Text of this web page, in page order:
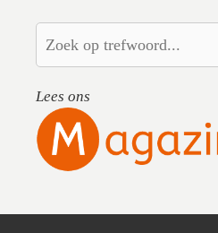
Lees ons